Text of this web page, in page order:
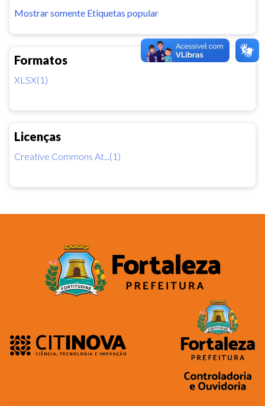
Mostrar somente Etiquetas popular
Formatos
XLSX(1)
Licenças
Creative Commons At...(1)